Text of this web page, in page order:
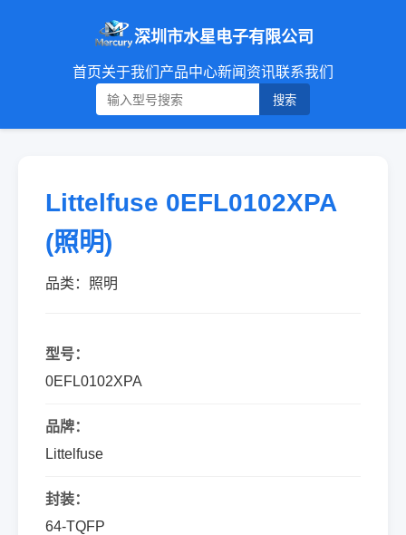
深圳市水星电子有限公司
首页关于我们 产品中心新闻资讯联系我们
搜索
Littelfuse 0EFL0102XPA
(照明)
品类：照明
型号：
0EFL0102XPA
品牌：
Littelfuse
封装：
64-TQFP